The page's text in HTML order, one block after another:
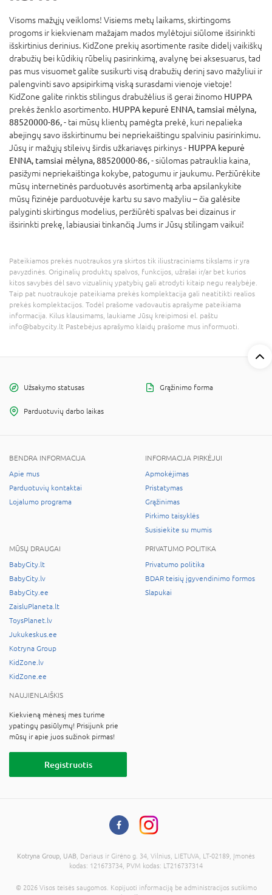
Visoms mažųjų veikloms! Visiems metų laikams, skirtingoms
progoms ir kiekvienam mažajam mados mylėtojui siūlome išsirinkti
išskirtinius derinius. KidZone prekių asortimente rasite didelį vaikiškų
drabužių bei kūdikių rūbelių pasirinkimą, avalynę bei aksesuarus, tad
pas mus visuomet galite susikurti visą drabužių derinį savo mažyliui ir
palengvinti savo apsipirkimą viską surasdami vienoje vietoje!
KidZone galite rinktis stilingus drabužėlius iš gerai žinomo HUPPA
prekės ženklo asortimento. HUPPA kepurė ENNA, tamsiai mėlyna,
88520000-86,- tai mūsų klientų pamėgta prekė, kuri nepalieka
abejingų savo išskirtinumu bei nepriekaištingu spalviniu pasirinkimu.
Jūsų ir mažųjų stileivų širdis užkariavęs pirkinys - HUPPA kepurė
ENNA, tamsiai mėlyna, 88520000-86,- siūlomas patrauklia kaina,
pasižymi nepriekaištinga kokybe, patogumu ir jaukumu. Peržiūrėkite
mūsų internetinės parduotuvės asortimentą arba apsilankykite
mūsų fizinėje parduotuvėje kartu su savo mažyliu – čia galėsite
palyginti skirtingus modelius, peržiūrėti spalvas bei dizainus ir
išsirinkti prekę, labiausiai tinkančią Jums ir Jūsų stilingam vaikui!
Pateikiamos prekės nuotraukos yra skirtos tik iliustraciniams tikslams ir yra
pavyzdinės. Originalių produktų spalvos, funkcijos, užrašai ir/ar bet kurios
kitos savybės dėl savo vizualinių ypatybių gali atrodyti kitaip negu realybėje.
Taip pat nuotraukoje pateikiama prekės komplektacija gali neatitikti realios
prekės komplektacijos. Todėl prašome vadovautis aprašyme pateikiama
informacija. Kilus klausimams, laukiame Jūsų kreipimosi el. paštu
info@babycity.lt Pastebėjus aprašymo klaidų prašome mus informuoti.
Užsakymo statusas Grąžinimo forma
Parduotuvių darbo laikas
BENDRA INFORMACIJA
Apie mus
Parduotuvių kontaktai
Lojalumo programa
INFORMACIJA PIRKĖJUI
Apmokėjimas
Pristatymas
Grąžinimas
Pirkimo taisyklės
Susisiekite su mumis
MŪSŲ DRAUGAI
BabyCity.lt
BabyCity.lv
BabyCity.ee
ZaisluPlaneta.lt
ToysPlanet.lv
Jukukeskus.ee
Kotryna Group
KidZone.lv
KidZone.ee
PRIVATUMO POLITIKA
Privatumo politika
BDAR teisių įgyvendinimo formos
Slapukai
NAUJIENLAIŠKIS
Kiekvieną mėnesį mes turime
ypatingų pasiūlymų! Prisijunk prie
mūsų ir apie juos sužinok pirmas!
Registruotis
Kotryna Group, UAB , Dariaus ir Girėno g. 34, Vilnius, LIETUVA, LT-02189, Įmonės
kodas: 121673734, PVM kodas: LT216737314
© 2026 Visos teisės saugomos. Kopijuoti informaciją be administracijos sutikimo